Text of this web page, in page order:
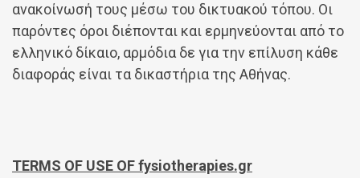
ανακοίνωσή τους μέσω του δικτυακού τόπου. Οι
παρόντες όροι διέπονται και ερμηνεύονται από το
ελληνικό δίκαιο, αρμόδια δε για την επίλυση κάθε
διαφοράς είναι τα δικαστήρια της Αθήνας.
TERMS OF USE OF fysiotherapies.gr